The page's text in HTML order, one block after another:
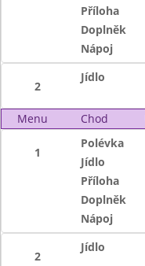
Příloha
Doplněk
Nápoj
2
Jídlo
Menu Chod
1
Polévka
Jídlo
Příloha
Doplněk
Nápoj
2
Jídlo